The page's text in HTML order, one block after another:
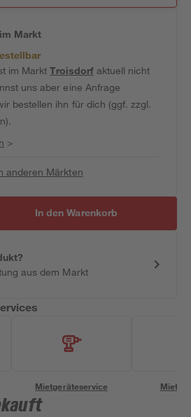
Markt
im MarktTroisdorfaktuell nicht
uns aber eine Anfrage
bestellen ihn für dich (ggf. zzgl.
>
anderen Märkten
In den Warenkorb
aus dem Markt
Mietgeräteservice